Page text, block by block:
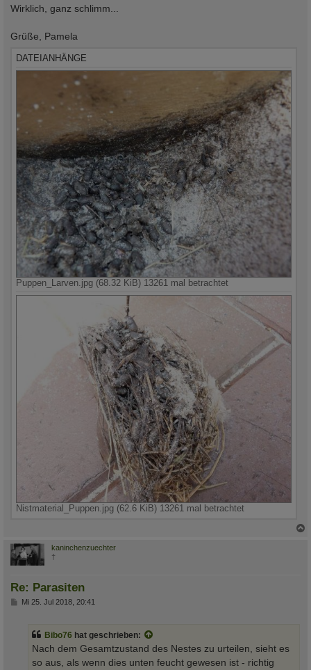
Wirklich, ganz schlimm...
Grüße, Pamela
DATEIANHÄNGE
Puppen_Larven.jpg (68.32 KiB) 13261 mal betrachtet
Nistmaterial_Puppen.jpg (62.6 KiB) 13261 mal betrachtet
kaninchenzuechter
†
Re: Parasiten
BMi 25. Jul 2018, 20:41
Bibo76 hat geschrieben:
Nach dem Gesamtzustand des Nestes zu urteilen, sieht es
so aus, als wenn dies unten feucht gewesen ist - richtig